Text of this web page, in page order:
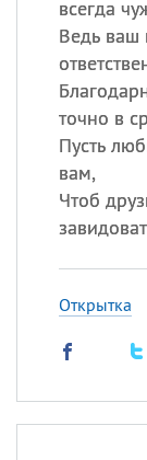
всегда
Ведь
точно в
Пусть
вам,
Чтоб
Открытка